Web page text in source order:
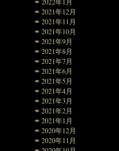
2021年12月
2021年11月
2021年10月
2021年9月
2021年8月
2021年7月
2021年6月
2021年5月
2021年4月
2021年3月
2021年2月
2021年1月
2020年12月
2020年11月